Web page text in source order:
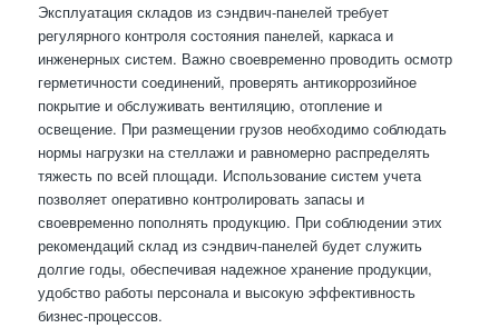
Эксплуатация складов из сэндвич-панелей требует
регулярного контроля состояния панелей, каркаса и
инженерных систем. Важно своевременно проводить осмотр
герметичности соединений, проверять антикоррозийное
покрытие и обслуживать вентиляцию, отопление и
освещение. При размещении грузов необходимо соблюдать
нормы нагрузки на стеллажи и равномерно распределять
тяжесть по всей площади. Использование систем учета
позволяет оперативно контролировать запасы и
своевременно пополнять продукцию. При соблюдении этих
рекомендаций склад из сэндвич-панелей будет служить
долгие годы, обеспечивая надежное хранение продукции,
удобство работы персонала и высокую эффективность
бизнес-процессов.